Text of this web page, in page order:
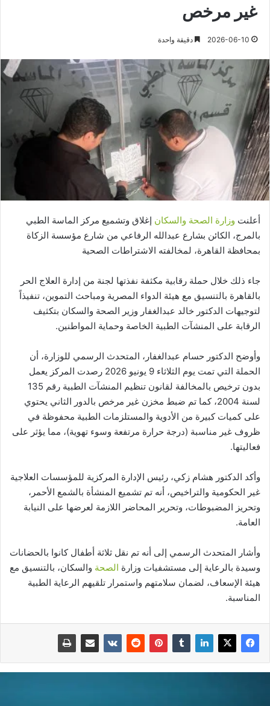
غير مرخص
2026-06-10 دقيقة واحدة
أعلنت وزارة الصحة والسكان إغلاق وتشميع مركز الماسة الطبي
بالمرج، الكائن بشارع عبدالله الرفاعي من شارع مؤسسة الزكاة
بمحافظة القاهرة، لمخالفته الاشتراطات الصحية
جاء ذلك خلال حملة رقابية مكثفة نفذتها لجنة من إدارة العلاج الحر
بالقاهرة بالتنسيق مع هيئة الدواء المصرية ومباحث التموين، تنفيذاً
لتوجيهات الدكتور خالد عبدالغفار وزير الصحة والسكان بتكثيف
الرقابة على المنشآت الطبية الخاصة وحماية المواطنين.
وأوضح الدكتور حسام عبدالغفار، المتحدث الرسمي للوزارة، أن
الحملة التي تمت يوم الثلاثاء 9 يونيو 2026 رصدت المركز يعمل
بدون ترخيص بالمخالفة لقانون تنظيم المنشآت الطبية رقم 135
لسنة 2004، كما تم ضبط مخزن غير مرخص بالدور الثاني يحتوي
على كميات كبيرة من الأدوية والمستلزمات الطبية محفوظة في
ظروف غير مناسبة (درجة حرارة مرتفعة وسوء تهوية)، مما يؤثر على
فعاليتها.
وأكد الدكتور هشام زكي، رئيس الإدارة المركزية للمؤسسات العلاجية
غير الحكومية والتراخيص، أنه تم تشميع المنشأة بالشمع الأحمر،
وتحريز المضبوطات، وتحرير المحاضر اللازمة لعرضها على النيابة
العامة.
وأشار المتحدث الرسمي إلى أنه تم نقل ثلاثة أطفال كانوا بالحضانات
وسيدة بالرعاية إلى مستشفيات وزارة الصحة والسكان، بالتنسيق مع
هيئة الإسعاف، لضمان سلامتهم واستمرار تلقيهم الرعاية الطبية
المناسبة.